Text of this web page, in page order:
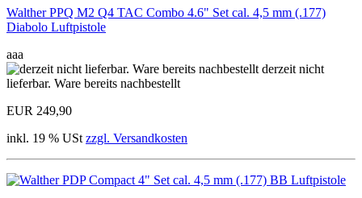
Walther PPQ M2 Q4 TAC Combo 4.6" Set cal. 4,5 mm (.177)
Diabolo Luftpistole
aaa
derzeit nicht
lieferbar. Ware bereits nachbestellt
EUR 249,90
inkl. 19 % USt zzgl. Versandkosten